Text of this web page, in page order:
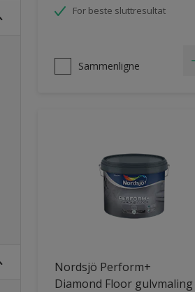
For beste sluttresultat
Sammenligne
Nordsjö Perform+
Diamond Floor gulvmaling